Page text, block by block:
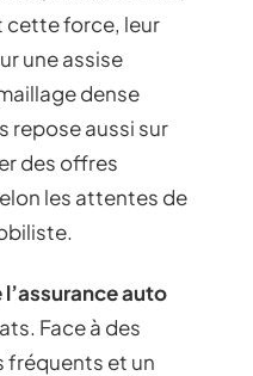
cette force, leur
une assise
dense
repose aussi sur
des offres
les attentes de
l’assurance auto
Face à des
fréquents et un